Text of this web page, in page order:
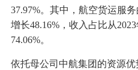
37.97%。其中，航空货运服
增长48.16%，收入占比从
74.06%。
依托母公司中航集团的资源